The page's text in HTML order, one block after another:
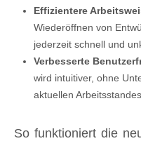
Effizientere
Wiederöffnen von
jederzeit schnell und
Verbesserte
wird intuitiver, ohne
aktuellen Arbeitsstandes.
So funktioniert die